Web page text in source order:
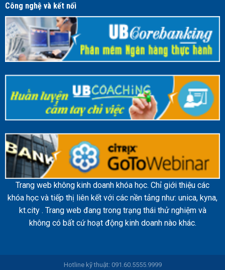
Công nghệ và kết nối
Trang web không kinh doanh khóa học. Chỉ giới thiệu các
khóa học và tiếp thị liên kết với các nền tảng như: unica, kyna,
kt.city . Trang web đang trong trạng thái thử nghiệm và
không có bất cứ hoạt động kinh doanh nào khác.
Hotline kỹ thuật: 091.60.5555.9999